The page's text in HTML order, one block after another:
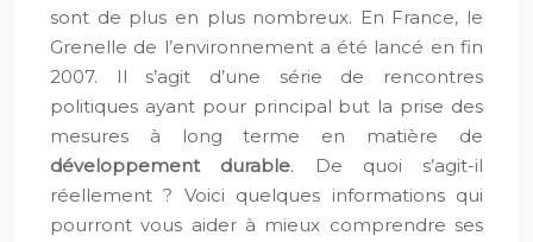
sont de plus en plus nombreux. En France, le
Grenelle de l’environnement a été lancé en fin
2007. Il s’agit d’une série de rencontres
politiques ayant pour principal but la prise des
mesures à long terme en matière de
développement durable. De quoi s’agit-il
réellement ? Voici quelques informations qui
pourront vous aider à mieux comprendre ses